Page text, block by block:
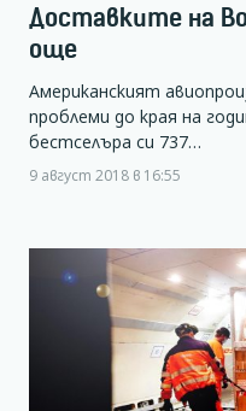
Доставките на
още
Американският
проблеми до края на
бестселъра си 737…
9 август 2018 в 16:55